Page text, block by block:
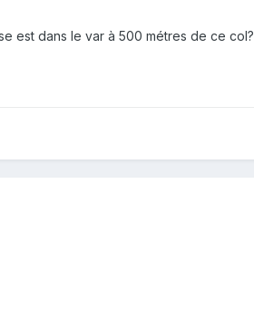
est dans le var à 500 métres de ce col?